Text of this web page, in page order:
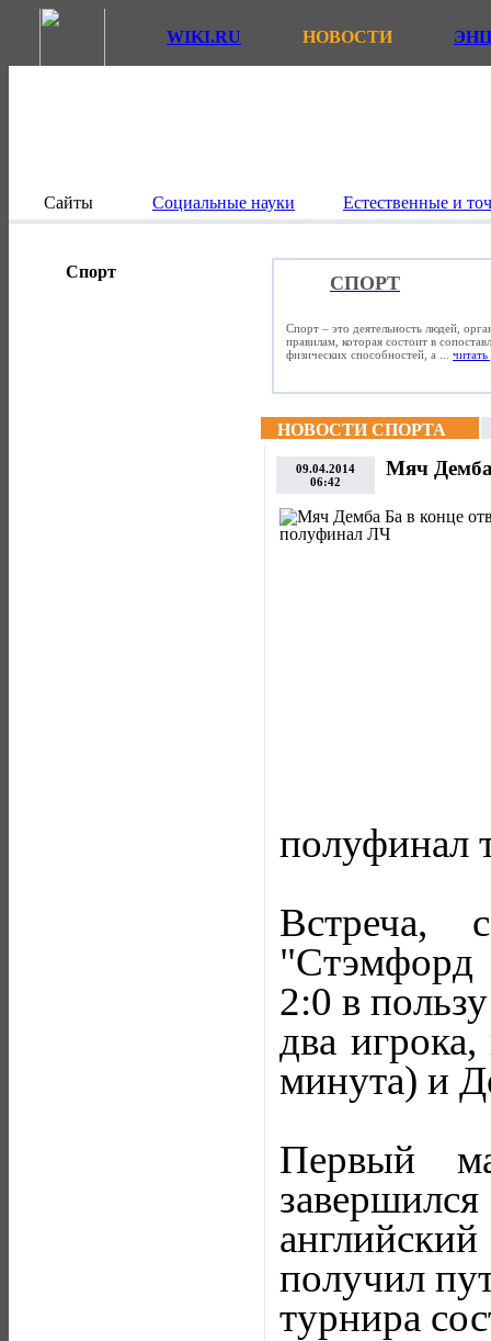
WIKI.RU НОВОСТИ
Сайты Социальные науки Естественные и
Спорт
СПОРТ
Спорт – это деятельность людей,
правилам, которая состоит в
физических способностей, а ... читать
НОВОСТИ СПОРТА
09.04.2014
06:42
Мяч
полуфинал
Встреча,
"Стэмфорд
2:0 в
два
минута) и
Первый
получил
турнира